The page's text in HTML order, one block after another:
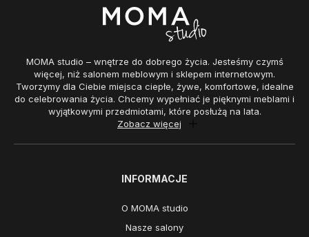
MOMA studio – wnętrze do dobrego życia. Jesteśmy czymś
więcej, niż salonem meblowym i sklepem internetowym.
Tworzymy dla Ciebie miejsca ciepłe, żywe, komfortowe, idealne
do celebrowania życia. Chcemy wypełniać je pięknymi meblami i
wyjątkowymi przedmiotami, które posłużą na lata.
Zobacz więcej
INFORMACJE
O MOMA studio
Nasze salony